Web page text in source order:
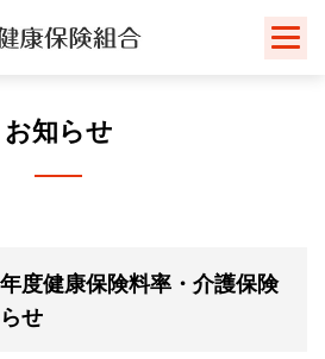
お知らせ
度健康保険料率・介護保険
せ